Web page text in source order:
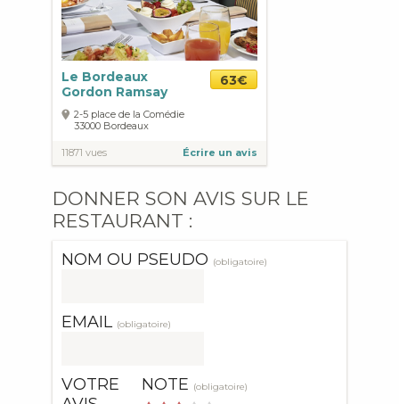
Le Bordeaux
Gordon Ramsay
63€
2-5 place de la Comédie
33000 Bordeaux
11871 vues Écrire un avis
DONNER SON AVIS SUR LE
RESTAURANT :
NOM OU PSEUDO (obligatoire)
EMAIL (obligatoire)
NOTE (obligatoire)
VOTRE